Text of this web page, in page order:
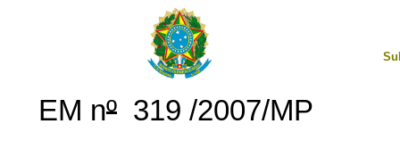
EM nº 319 /2007/MP